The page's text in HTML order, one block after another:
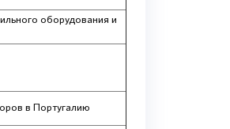
оборудования и
в Португалию